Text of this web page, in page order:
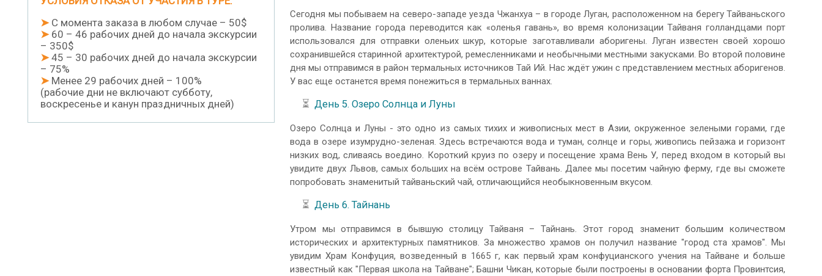
➤С момента заказа в любом случае – 50$
➤60 – 46 рабочих дней до начала экскурсии
– 350$
➤45 – 30 рабочих дней до начала экскурсии
– 75%
➤Менее 29 рабочих дней – 100%
(рабочие дни не включают субботу,
воскресенье и канун праздничных дней)
Сегодня мы побываем на северо-западе уезда Чжанхуа – в городе Луган, расположенном на берегу Тайваньского
пролива. Название города переводится как «оленья гавань», во время колонизации Тайваня голландцами порт
использовался для отправки оленьих шкур, которые заготавливали аборигены. Луган известен своей хорошо
сохранившейся старинной архитектурой, ремесленниками и необычными местными закусками. Во второй половине
дня мы отправимся в район термальных источников Тай Ий. Нас ждёт ужин с представлением местных аборигенов.
У вас еще останется время понежиться в термальных ваннах.
⏳День 5. Озеро Солнца и Луны
Озеро Солнца и Луны - это одно из самых тихих и живописных мест в Азии, окруженное зелеными горами, где
вода в озере изумрудно-зеленая. Здесь встречаются вода и туман, солнце и горы, живопись пейзажа и горизонт
низких вод, сливаясь воедино. Короткий круиз по озеру и посещение храма Вень У, перед входом в который вы
увидите двух Львов, самых больших на всём острове Тайвань. Далее мы посетим чайную ферму, где вы сможете
попробовать знаменитый тайваньский чай, отличающийся необыкновенным вкусом.
⏳День 6. Тайнань
Утром мы отправимся в бывшую столицу Тайваня – Тайнань. Этот город знаменит большим количеством
исторических и архитектурных памятников. За множество храмов он получил название "город ста храмов". Мы
увидим Храм Конфуция, возведенный в 1665 г, как первый храм конфуцианского учения на Тайване и больше
известный как "Первая школа на Тайване"; Башни Чикан, которые были построены в основании форта Провинтсия,